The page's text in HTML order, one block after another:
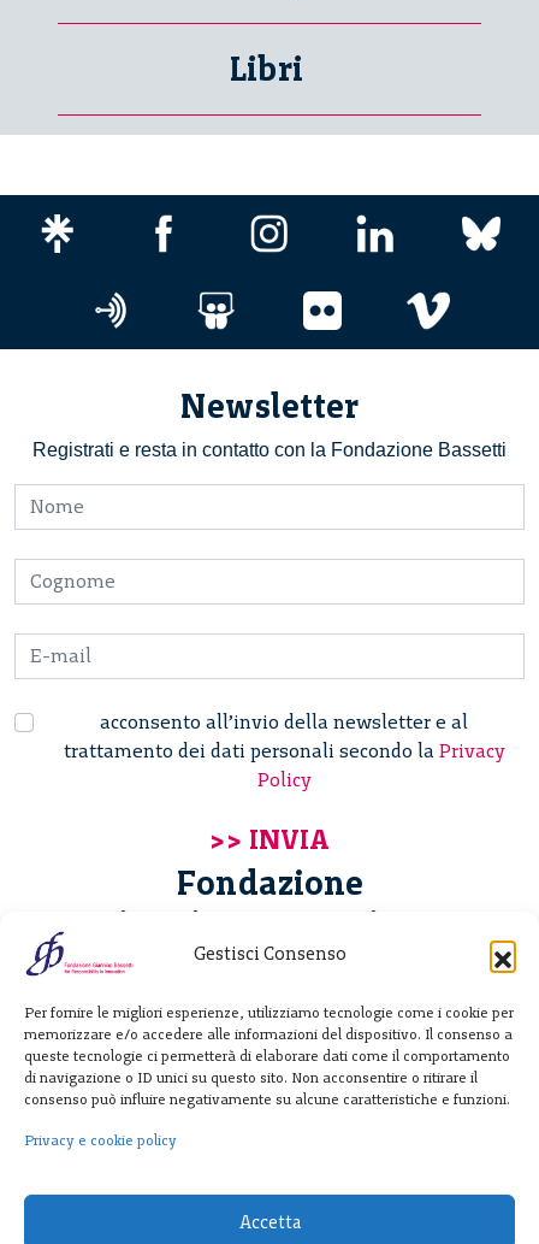
Gestisci Consenso
Per fornire le migliori esperienze, utilizziamo tecnologie come i cookie per
memorizzare e/o accedere alle informazioni del dispositivo. Il consenso a
queste tecnologie ci permetterà di elaborare dati come il comportamento
di navigazione o ID unici su questo sito. Non acconsentire o ritirare il
consenso può influire negativamente su alcune caratteristiche e funzioni.
Privacy e cookie policy
Accetta
Libri
Newsletter
Registrati e resta in contatto con la Fondazione Bassetti
acconsento all’invio della newsletter e al
trattamento dei dati personali secondo la Privacy
Policy
Fondazione
Giannino Bassetti ETS
20122 Milano - Italia
T. +39 02 781933
F. + 39 02 76392030
info@fondazionebassetti.org
p.i. 12520270153